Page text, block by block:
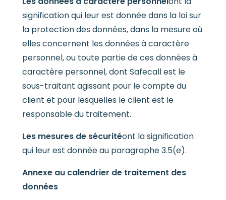
signification qui leur est donnée dans la loi sur
la protection des données, dans la mesure où
elles concernent les données à caractère
personnel, ou toute partie de ces données à
caractère personnel, dont Safecall est le
sous-traitant agissant pour le compte du
client et pour lesquelles le client est le
responsable du traitement.
Les mesures de sécuritéont la signification
qui leur est donnée au paragraphe 3.5(e).
Annexe au calendrier de traitement des
données